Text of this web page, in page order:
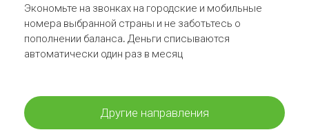
Экономьте на звонках на городские и мобильные
номера выбранной страны и не заботьтесь о
пополнении баланса. Деньги списываются
автоматически один раз в месяц
Другие направления